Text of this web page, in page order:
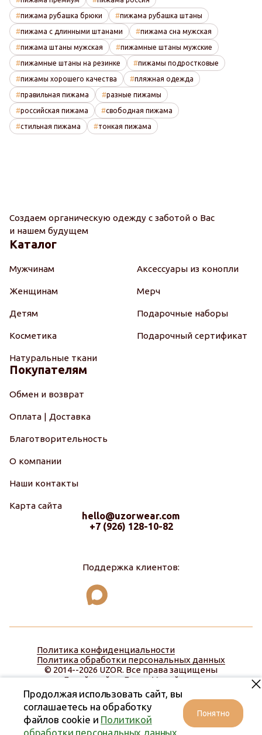
пижама рубашка брюки пижама рубашка штаны
пижама с длинными штанами пижама сна мужская
пижама штаны мужская пижамные штаны мужские
пижамные штаны на резинке пижамы подростковые
пижамы хорошего качества пляжная одежда
правильная пижама разные пижамы
российская пижама свободная пижама
стильная пижама тонкая пижама
Создаем органическую одежду с заботой о Вас
и нашем будущем
Каталог
Мужчинам
Женщинам
Детям
Косметика
Натуральные ткани
Аксессуары из конопли
Мерч
Подарочные наборы
Подарочный сертификат
Покупателям
Обмен и возврат
Оплата | Доставка
Благотворительность
О компании
Наши контакты
Карта сайта
hello@uzorwear.com
+7 (926) 128-10-82
Поддержка клиентов:
Политика конфиденциальности
Политика обработки персональных данных
© 2014--2026 UZOR. Все права защищены
Дизайн сайта:Диана Меняйлова
Продолжая использовать сайт, вы
соглашаетесь на обработку
файлов cookie и Политикой
обработки персональных данных
Понятно